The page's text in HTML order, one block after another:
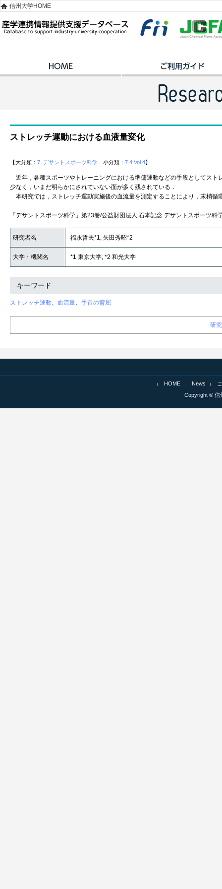
信州大学HOME
ストレッチ運動における血液量変化
【大分類： 7. デサントスポーツ科学 小分類： 7.4 Vol.4】
近年，各種スポーツやトレーニングにおける準傭運動などの手段としてス
少なく，いまだ明らかにされていない面が多く残されている．
本研究では，ストレッチ運動実施後の血流量を測定することにより，末梢
「デサントスポーツ科学」第23巻/公益財団法人 石本記念 デサントスポーツ科
研究者名 福永哲夫*1, 矢田秀昭*2
大学・機関名 *1 東京大学, *2 和光大学
キーワード
ストレッチ運動、 血流量、 手首の背屈
研
HOME News
Copyright © 信